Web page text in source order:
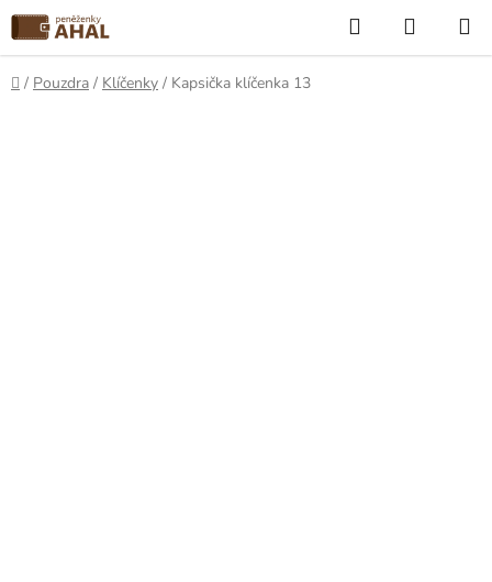
Přejít
na
obsah
Hledat
KOŠÍK
Domů
/ Pouzdra / Klíčenky / Kapsička klíčenka 13